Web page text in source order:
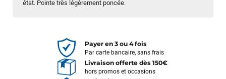
état. Pointe très légèrement poncée.
Payer en 3 ou 4 fois
Par carte bancaire, sans frais
Livraison offerte dès 150€
hors promos et occasions